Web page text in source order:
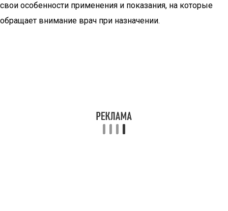
свои особенности применения и показания, на которые
обращает внимание врач при назначении.